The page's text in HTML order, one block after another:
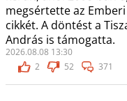
megsértette az
cikkét. A döntést a
András is támogatta.
2026.08.08 13:30
2
52 371